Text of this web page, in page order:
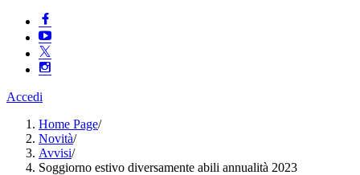
Accedi
Home Page/
Novità/
Avvisi/
Soggiorno estivo diversamente abili annualità 2023